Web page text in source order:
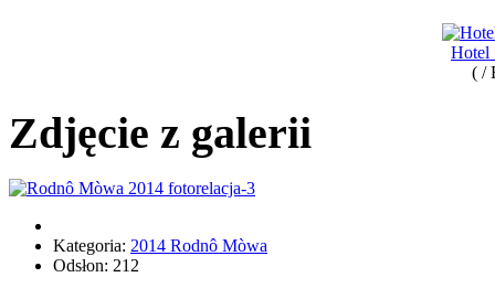
Hotel
( /
Zdjęcie z galerii
Kategoria: 2014 Rodnô Mòwa
Odsłon: 212